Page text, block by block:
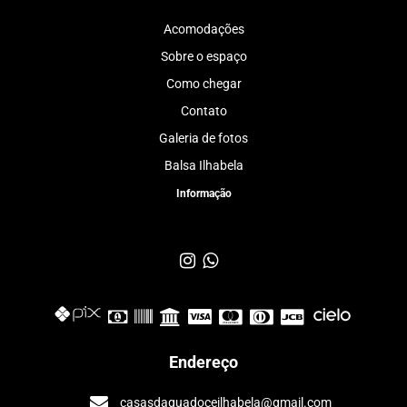
Acomodações
Sobre o espaço
Como chegar
Contato
Galeria de fotos
Balsa Ilhabela
Informação
Endereço
casasdaguadoceilhabela@gmail.com